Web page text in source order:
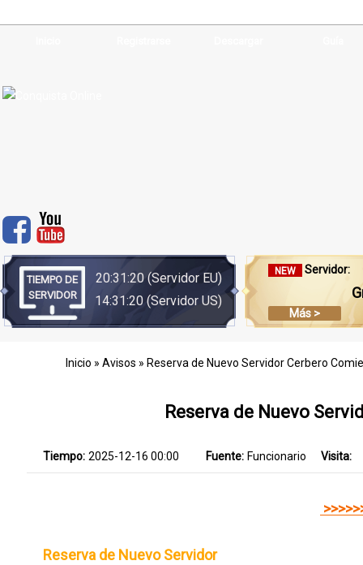
TIEMPO DE
SERVIDOR
20:31:20(Servidor EU)
14:31:20 (Servidor US)
NEW Servidor:
Más >
Inicio » Avisos » Reserva de Nuevo Servidor Cerbero
Reserva de Nuevo
Tiempo: 2025-12-16 00:00 Fuente: Funcionario Visita:
Reserva de Nuevo Servidor